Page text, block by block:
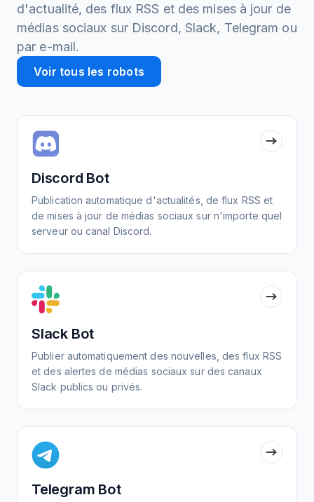
d'actualité, des flux RSS et des mises à jour de
médias sociaux sur Discord, Slack, Telegram ou
par e-mail.
Voir tous les robots
Discord Bot
Publication automatique d'actualités, de flux RSS et
de mises à jour de médias sociaux sur n'importe quel
serveur ou canal Discord.
Slack Bot
Publier automatiquement des nouvelles, des flux RSS
et des alertes de médias sociaux sur des canaux
Slack publics ou privés.
Telegram Bot